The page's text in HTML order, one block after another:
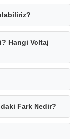
Hangi Voltaj
Fark Nedir?